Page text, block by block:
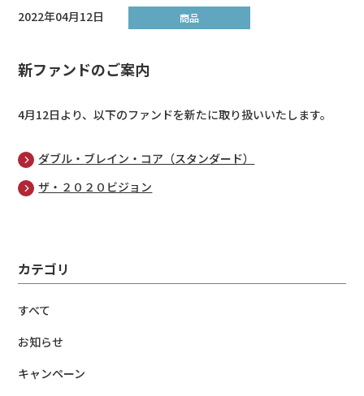
2022年04月12日 商品
新ファンドのご案内
4月12日より、以下のファンドを新たに取り扱いいたします。
ダブル・ブレイン・コア（スタンダード）
ザ・２０２０ビジョン
カテゴリ
すべて
お知らせ
キャンペーン